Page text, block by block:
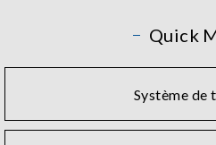
semiconductor test
SoC by offering various
speed digital testing, high
high fidelity and low noise
radio frequency testing.
Quick
Système de